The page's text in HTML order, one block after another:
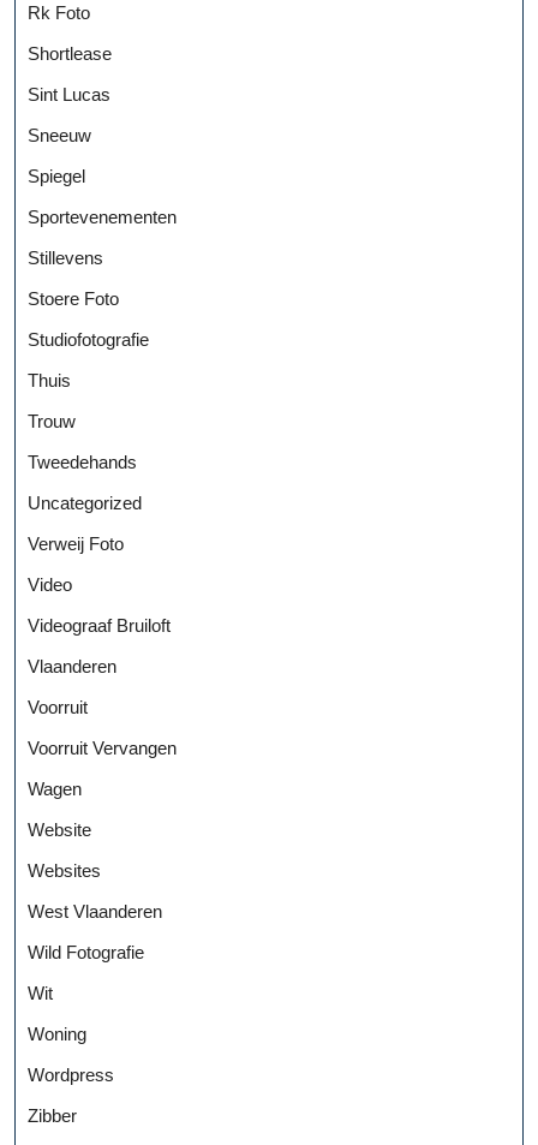
Rk Foto
Shortlease
Sint Lucas
Sneeuw
Spiegel
Sportevenementen
Stillevens
Stoere Foto
Studiofotografie
Thuis
Trouw
Tweedehands
Uncategorized
Verweij Foto
Video
Videograaf Bruiloft
Vlaanderen
Voorruit
Voorruit Vervangen
Wagen
Website
Websites
West Vlaanderen
Wild Fotografie
Wit
Woning
Wordpress
Zibber